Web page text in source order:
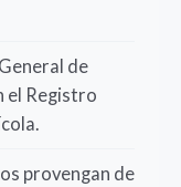
de
el Registro
provengan de